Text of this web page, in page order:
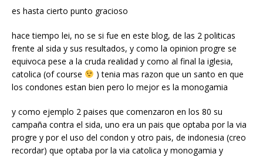
es hasta cierto punto gracioso
hace tiempo lei, no se si fue en este blog, de las 2 politicas
frente al sida y sus resultados, y como la opinion progre se
equivoca pese a la cruda realidad y como al final la iglesia,
catolica (of course
) tenia mas razon que un santo en que
los condones estan bien pero lo mejor es la monogamia
y como ejemplo 2 paises que comenzaron en los 80 su
campaña contra el sida, uno era un pais que optaba por la via
progre y por el uso del condon y otro pais, de indonesia (creo
recordar) que optaba por la via catolica y monogamia y